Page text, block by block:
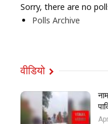
Sorry, there are no
Polls Archive
वीडियो